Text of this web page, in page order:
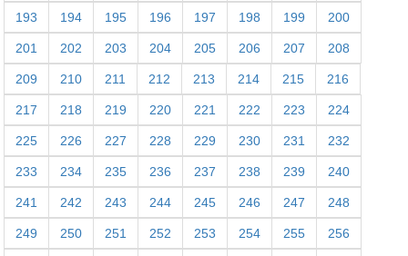
193 194 195 196 197 198 199 200
201 202 203 204 205 206 207 208
209 210 211 212 213 214 215 216
217 218 219 220 221 222 223 224
225 226 227 228 229 230 231 232
233 234 235 236 237 238 239 240
241 242 243 244 245 246 247 248
249 250 251 252 253 254 255 256